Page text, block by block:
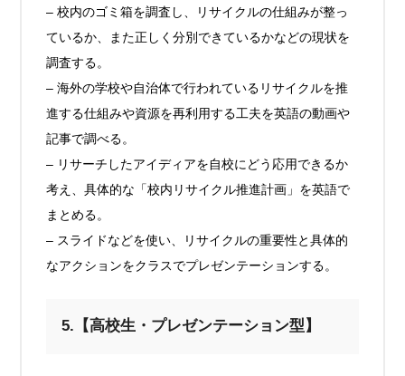
– 校内のゴミ箱を調査し、リサイクルの仕組みが整っ
ているか、また正しく分別できているかなどの現状を
調査する。
– 海外の学校や自治体で行われているリサイクルを推
進する仕組みや資源を再利用する工夫を英語の動画や
記事で調べる。
– リサーチしたアイディアを自校にどう応用できるか
考え、具体的な「校内リサイクル推進計画」を英語で
まとめる。
– スライドなどを使い、リサイクルの重要性と具体的
なアクションをクラスでプレゼンテーションする。
5.【高校生・プレゼンテーション型】